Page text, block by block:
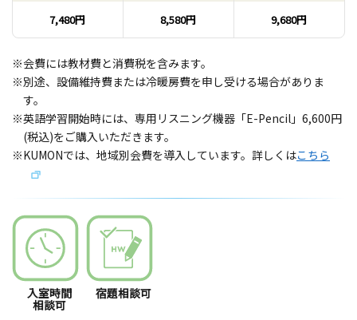
7,480円 8,580円 9,680円
※会費には教材費と消費税を含みます。
※別途、設備維持費または冷暖房費を申し受ける場合がありま
す。
※英語学習開始時には、専用リスニング機器「E-Pencil」6,600円
(税込)をご購入いただきます。
※KUMONでは、地域別会費を導入しています。詳しくはこちら
入室時間
相談可
宿題相談可